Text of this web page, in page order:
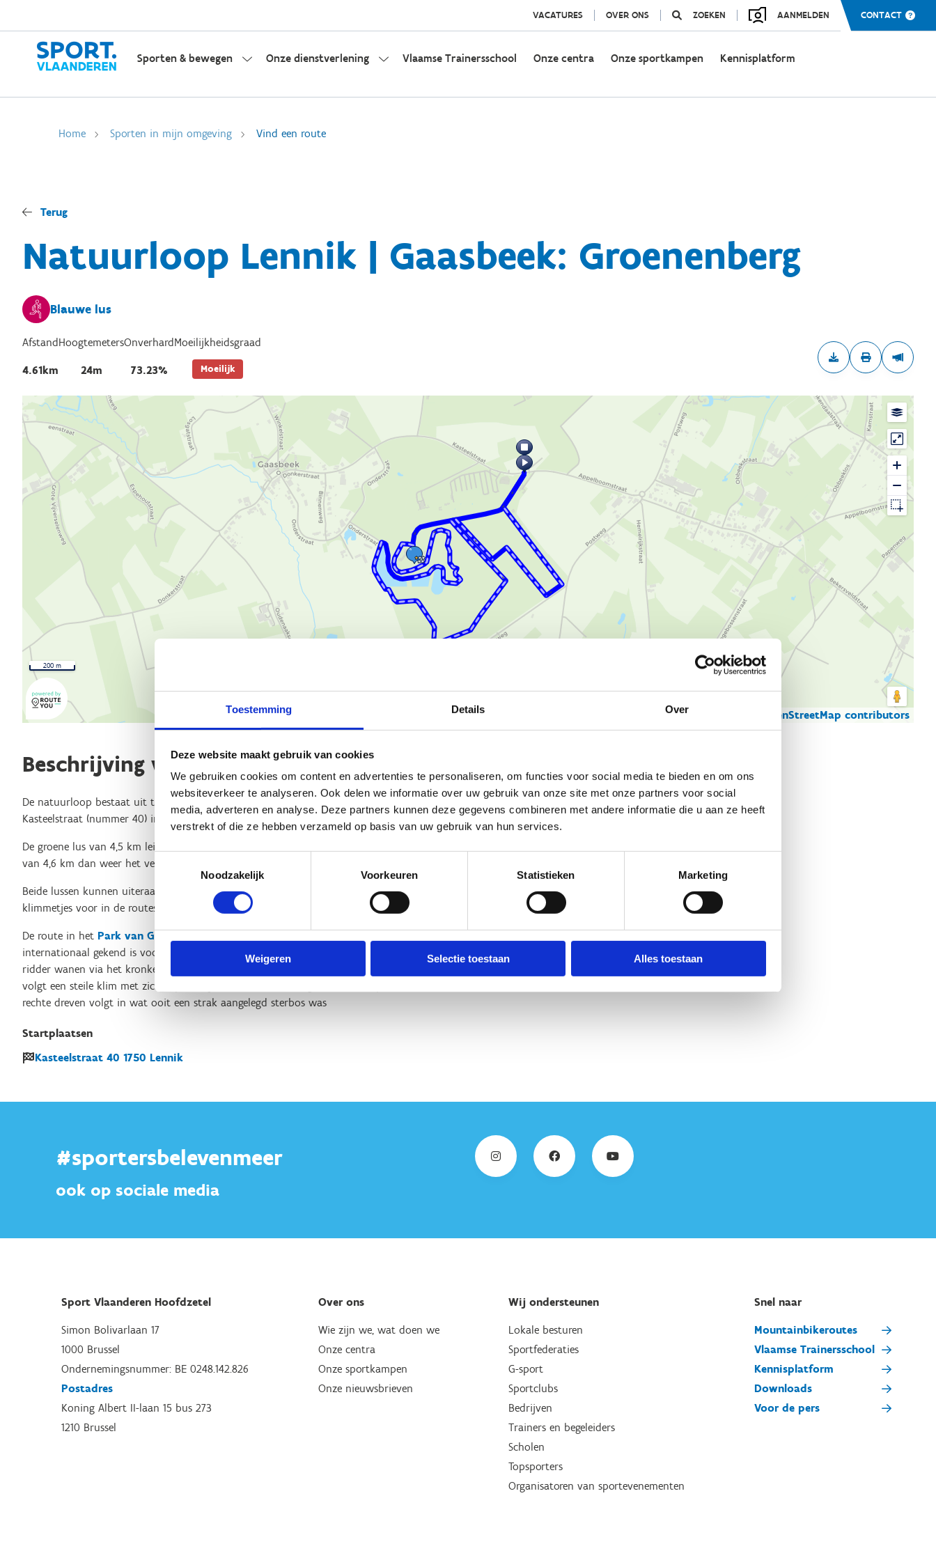
Toestemming Details Over
Deze website maakt gebruik van cookies
We gebruiken cookies om content en advertenties te personaliseren, om functies voor social media te bieden en om ons
websiteverkeer te analyseren. Ook delen we informatie over uw gebruik van onze site met onze partners voor social
media, adverteren en analyse. Deze partners kunnen deze gegevens combineren met andere informatie die u aan ze heeft
verstrekt of die ze hebben verzameld op basis van uw gebruik van hun services.
Noodzakelijk
Voorkeuren Statistieken Marketing
Weigeren Selectie toestaan Alles toestaan
VACATURES OVER ONS ZOEKEN AANMELDEN CONTACT
Sporten & bewegen Onze dienstverlening Vlaamse Trainersschool Onze centra Onze sportkampen Kennisplatform
Home Sporten in mijn omgeving Vind een route
Terug
Natuurloop Lennik | Gaasbeek: Groenenberg
Blauwe lus
Afstand
4.61km
Hoogtemeters
24m
Onverhard
73.23%
Moeilijkheidsgraad
Moeilijk
© Thunderforest © OpenStreetMap contributors
200 m
Beschrijving van de route
De natuurloop bestaat uit twee lussen die allebei starten op de parking langs de
Kasteelstraat (nummer 40) in Gaasbeek.
De groene lus van 4,5 km leidt de loper door het Park van Gaasbeek, terwijl de blauwe lus
van 4,6 km dan weer het verrassende park Groenenberg doorkruist.
Beide lussen kunnen uiteraard gecombineerd worden. Let wel, er komen enkele pittige
klimmetjes voor in de routes, maar de inspanningen worden beloond met prachtige zichten.
De route in het Park van Gaasbeek
internationaal gekend is voor het leifruit en oude snoeitechnieken. Daarna kun je jezelf een
ridder wanen via het kronkelende pad rond het
kasteel
volgt een steile klim met zicht op de mysterieuze triomfboog, waarna het parcours enkele
rechte dreven volgt in wat ooit een strak aangelegd sterbos was
Startplaatsen
Kasteelstraat 40 1750 Lennik
#sportersbelevenmeer
ook op sociale media
Sport Vlaanderen Hoofdzetel
Simon Bolivarlaan 17
1000 Brussel
Ondernemingsnummer: BE 0248.142.826
Postadres
Koning Albert II-laan 15 bus 273
1210 Brussel
Over ons
Wie zijn we, wat doen we
Onze centra
Onze sportkampen
Onze nieuwsbrieven
Wij ondersteunen
Lokale besturen
Sportfederaties
G-sport
Sportclubs
Bedrijven
Trainers en begeleiders
Scholen
Topsporters
Organisatoren van sportevenementen
Snel naar
Mountainbikeroutes
Vlaamse Trainersschool
Kennisplatform
Downloads
Voor de pers